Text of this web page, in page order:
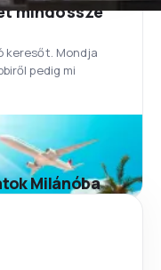
mindössze
Mondja
pedig mi
Milánóba